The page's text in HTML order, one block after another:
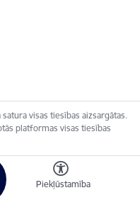
Piekļūstamība
visas tiesības aizsargātas.
platformas visas tiesības